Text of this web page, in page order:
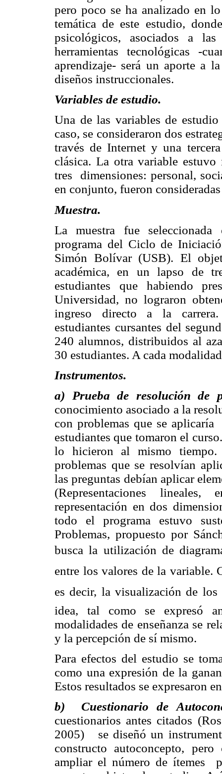
pero poco se ha analizado en
temática de este estudio,
psicológicos, asociados a
herramientas tecnológicas -
aprendizaje- será un aporte a
diseños instruccionales.
Variables de estudio.
Una de las variables de
caso, se consideraron dos
través de Internet y una
clásica. La otra variable
tres
dimensiones: personal,
en conjunto, fueron
Muestra.
La muestra fue seleccionada
programa del Ciclo de
Simón Bolívar (USB). El
académica, en un lapso de
estudiantes que habiendo
Universidad, no lograron
ingreso directo a la carrera.
estudiantes cursantes del
240 alumnos, distribuidos al
30 estudiantes. A cada
Instrumentos.
a) Prueba de resolución de
conocimiento asociado a la
con problemas que se aplicaría
estudiantes que tomaron el
lo hicieron al mismo tiempo.
problemas que se resolvían
las preguntas debían aplicar
(Representaciones
representación en dos
todo el programa estuvo
Problemas, propuesto por
busca la utilización de
entre los valores de la
es decir, la visualización de
idea, tal como se expresó
modalidades de enseñanza se
y la percepción de sí mismo.
Para efectos del estudio se
como una expresión de la
Estos resultados se expresaron
b)
Cuestionario de
cuestionarios antes citados (
2005)
se diseñó un
constructo autoconcepto,
ampliar el número de ítemes